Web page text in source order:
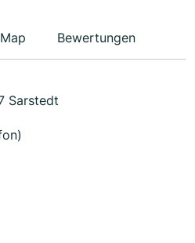
Map Bewertungen
Sarstedt